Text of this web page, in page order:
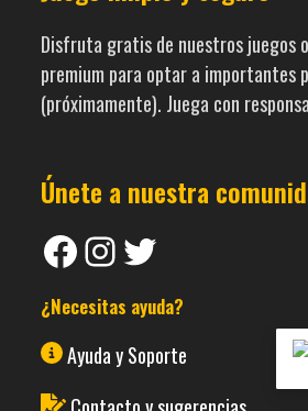
Disfruta gratis de nuestros juegos
premium para optar a importantes
(próximamente). Juega con
Únete a nuestra
FacebookInstagramTwitter
¿Necesitas ayuda?
Ayuda y Soporte